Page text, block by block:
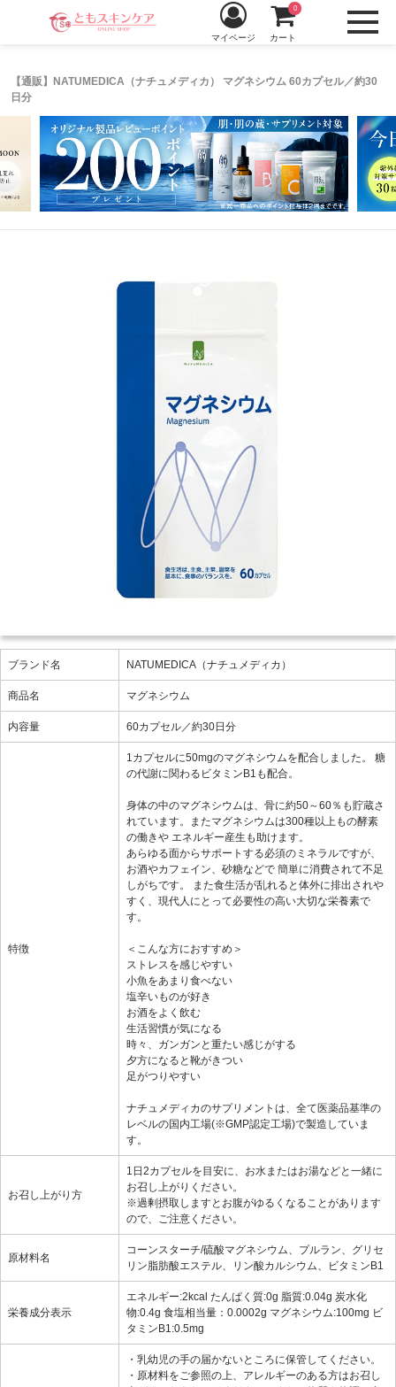
【通販】NATUMEDICA（ナチュメディカ） マグネシウム 60カプセル／約30
日分
マイページ カート
0
ブランド名 NATUMEDICA（ナチュメディカ）
商品名 マグネシウム
内容量 60カプセル／約30日分
特徴
1カプセルに50mgのマグネシウムを配合しました。 糖
の代謝に関わるビタミンB1も配合。
身体の中のマグネシウムは、骨に約50～60％も貯蔵さ
れています。またマグネシウムは300種以上もの酵素
の働きや エネルギー産生も助けます。
あらゆる面からサポートする必須のミネラルですが、
お酒やカフェイン、砂糖などで 簡単に消費されて不足
しがちです。 また食生活が乱れると体外に排出されや
すく、現代人にとって必要性の高い大切な栄養素で
す。
＜こんな方におすすめ＞
ストレスを感じやすい
小魚をあまり食べない
塩辛いものが好き
お酒をよく飲む
生活習慣が気になる
時々、ガンガンと重たい感じがする
夕方になると靴がきつい
足がつりやすい
ナチュメディカのサプリメントは、全て医薬品基準の
レベルの国内工場(※GMP認定工場)で製造していま
す。
お召し上がり方
1日2カプセルを目安に、お水またはお湯などと一緒に
お召し上がりください。
※過剰摂取しますとお腹がゆるくなることがあります
ので、ご注意ください。
原材料名
コーンスターチ/硫酸マグネシウム、プルラン、グリセ
リン脂肪酸エステル、リン酸カルシウム、ビタミンB1
栄養成分表示
エネルギー:2kcal たんぱく質:0g 脂質:0.04g 炭水化
物:0.4g 食塩相当量：0.0002g マグネシウム:100mg ビ
タミンB1:0.5mg
・乳幼児の手の届かないところに保管してください。
・原材料をご参照の上、アレルギーのある方はお召し